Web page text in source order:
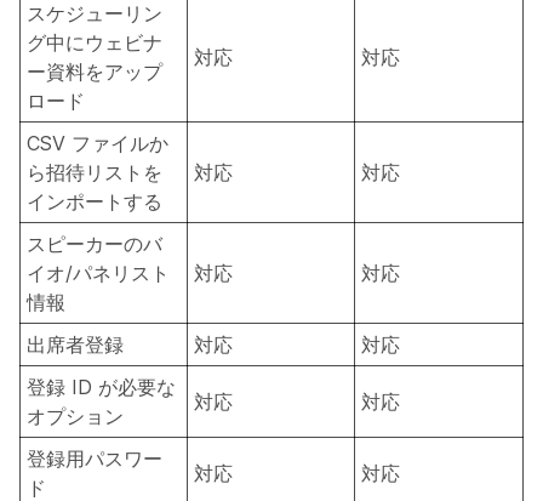
スケジューリン
グ中にウェビナ
ー資料をアップ
ロード
対応 対応
CSV ファイルか
ら招待リストを
インポートする
対応 対応
スピーカーのバ
イオ/パネリスト
情報
対応 対応
出席者登録 対応
対応
登録 ID が必要な
オプション
対応 対応
登録用パスワー
ド
対応 対応